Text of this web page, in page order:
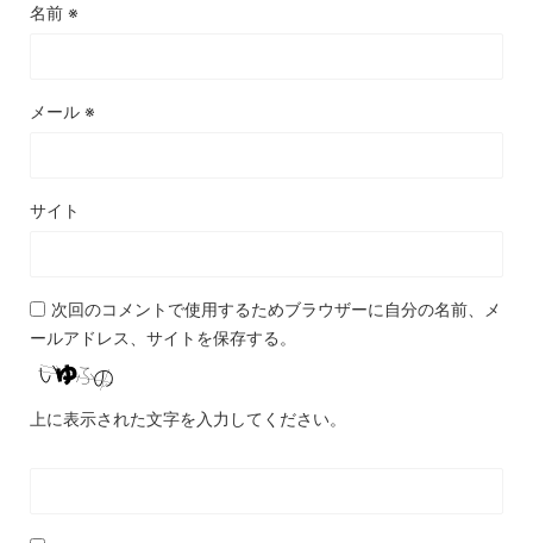
名前 ※
メール ※
サイト
次回のコメントで使用するためブラウザーに自分の名前、メ
ールアドレス、サイトを保存する。
上に表示された文字を入力してください。